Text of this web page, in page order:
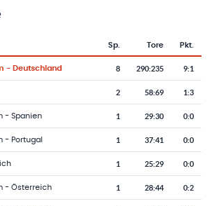
Spielen, Toren und Punkten
Sp. Tore Pkt.
- Deutschland 8 290:235 9:1
2 58:69 1:3
- Spanien 1 29:30 0:0
- Portugal 1 37:41 0:0
1 25:29 0:0
- Österreich 1 28:44 0:2